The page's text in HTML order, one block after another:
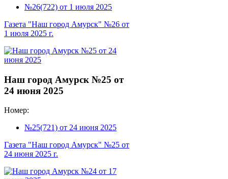
№26(722) от 1 июля 2025
Газета "Наш город Амурск" №26 от
1 июля 2025 г.
Наш город Амурск №25 от
24 июня 2025
Номер:
№25(721) от 24 июня 2025
Газета "Наш город Амурск" №25 от
24 июня 2025 г.